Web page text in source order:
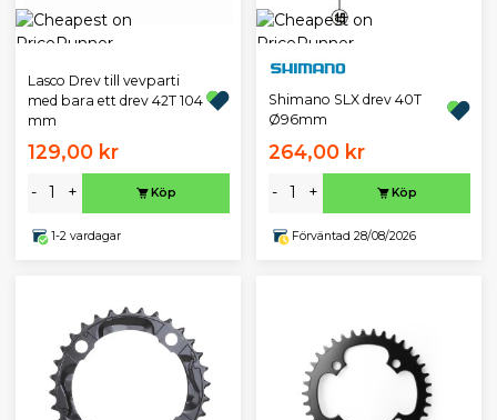
Lasco Drev till vevparti
med bara ett drev 42T 104
mm
129,00 kr
- + Köp
1-2 vardagar
Shimano SLX drev 40T
Ø96mm
264,00 kr
- + Köp
Förväntad 28/08/2026